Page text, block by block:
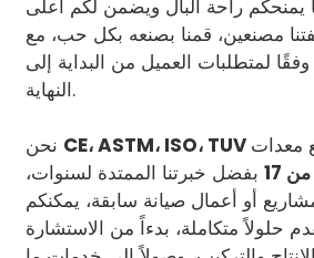
يمنحكم راحة البال ويضمن لكم أعلى
مصنعين، قمنا بصنعه بكل حب، مع
لمتطلبات العميل من البداية إلى
النهاية.
CE، ASTM، ISO، TUV معدات
17
بفضل خبرتنا الممتدة لسنوات،
أو أعمال صيانة سابقة، يمكنكم
حلولاً متكاملة، بدءاً من الاستشارة